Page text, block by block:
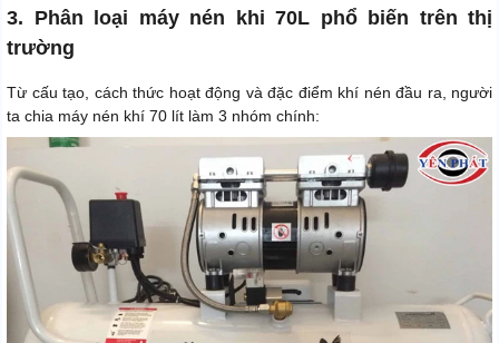
3. Phân loại máy nén khi 70L phổ biến trên thị
trường
Từ cấu tạo, cách thức hoạt động và đặc điểm khí nén đầu ra, người
ta chia máy nén khí 70 lít làm 3 nhóm chính: